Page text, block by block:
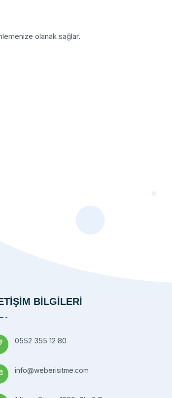
olanak sağlar.
BİLGİLERİ
0552 355 12 80
info@weberisitme.com